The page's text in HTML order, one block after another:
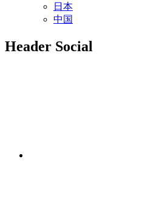
日本
中国
Header Social